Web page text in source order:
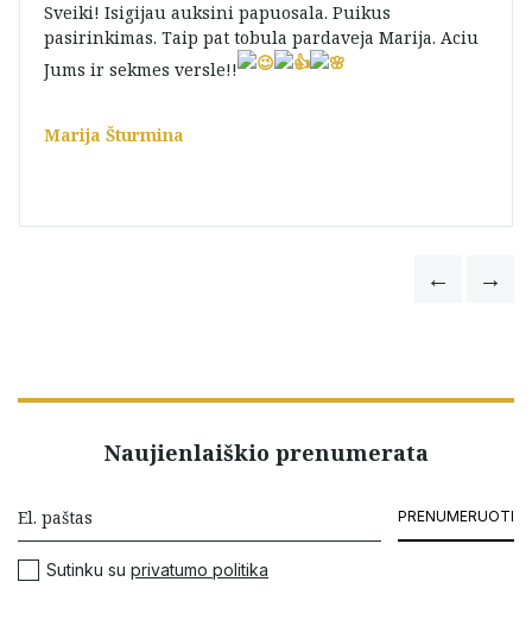
Sveiki! Isigijau auksini papuosala. Puikus
pasirinkimas. Taip pat tobula pardaveja Marija. Aciu
Jums ir sekmes versle!!
Marija Šturmina
Naujienlaiškio prenumerata
PRENUMERUOTI
Sutinku su privatumo politika